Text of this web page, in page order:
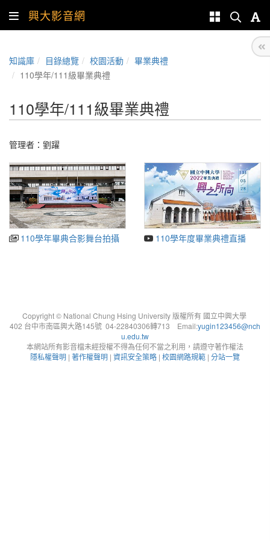
興大影音網
知識庫 目錄總覽 校園活動
畢業典禮
110學年/111級畢業典禮
110學年/111級畢業典禮
管理者： 劉躍
110學年畢典合影舞台拍攝 110學年度畢業典禮直播
Copyright © National Chung Hsing University 版權所有 國立中興大學
402 台中市南區興大路145號 04-22840306轉713 Email:yugin123456@nch
u.edu.tw
本網站所有影音檔未經授權不得為任何不當之利用，請遵守著作權法
隱私權聲明 | 著作權聲明 | 資訊安全策略 | 校園網路規範 | 分站一覽